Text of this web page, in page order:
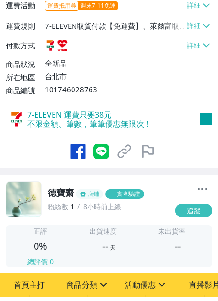
運費活動 運費抵用券 週末7-11免運
運費規則
7-ELEVEN取貨付款【免運費】、萊爾富取
貨付款【免運費】
付款方式
商品狀況
全新品
所在地區
台北市
商品編號
101746028763
7-ELEVEN 運費只要38元
不限金額、筆數，筆筆優惠無限次！
德寶齋 店鋪 實名驗證
粉絲數 1 8小時前上線 追蹤
-
正評
0%
總評價 0
出貨速度
-- 天
未出貨率
--
首頁主打 商品分類 活動優惠 直播影